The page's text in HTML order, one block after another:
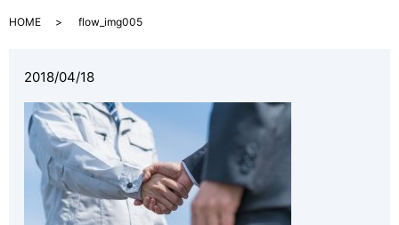
HOME flow_img005
2018/04/18